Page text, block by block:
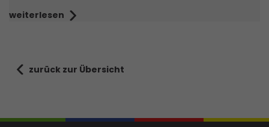
weiterlesen
zurück zur Übersicht